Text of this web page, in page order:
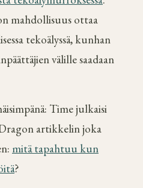
mahdollisuus ottaa
tekoälyssä, kunhan
välille saadaan
Time julkaisi
artikkelin joka
mitä tapahtuu kun
?